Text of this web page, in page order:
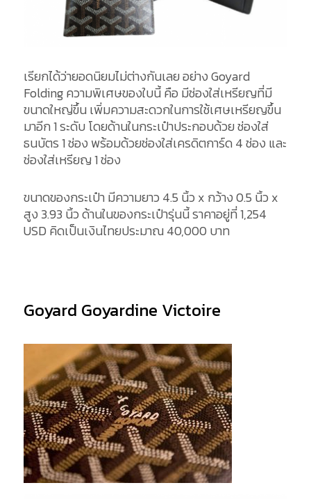
เรียกได้ว่ายอดนิยมไม่ต่างกันเลย อย่าง Goyard
Folding ความพิเศษของใบนี้ คือ มีช่องใส่เหรียญที่มี
ขนาดใหญ่ขึ้น เพิ่มความสะดวกในการใช้เศษเหรียญขึ้น
มาอีก 1 ระดับ โดยด้านในกระเป๋าประกอบด้วย ช่องใส่
ธนบัตร 1 ช่อง พร้อมด้วยช่องใส่เครดิตการ์ด 4 ช่อง และ
ช่องใส่เหรียญ 1 ช่อง
ขนาดของกระเป๋า มีความยาว 4.5 นิ้ว x กว้าง 0.5 นิ้ว x
สูง 3.93 นิ้ว ด้านในของกระเป๋ารุ่นนี้ ราคาอยู่ที่ 1,254
USD คิดเป็นเงินไทยประมาณ 40,000 บาท
Goyard Goyardine Victoire